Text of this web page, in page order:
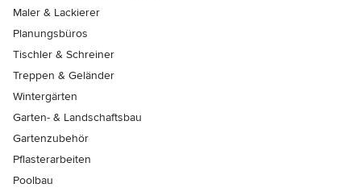
Maler & Lackierer
Planungsbüros
Tischler & Schreiner
Treppen & Geländer
Wintergärten
Garten- & Landschaftsbau
Gartenzubehör
Pflasterarbeiten
Poolbau